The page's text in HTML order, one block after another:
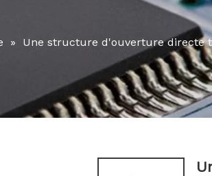
»
Une structure d'ouverture directe